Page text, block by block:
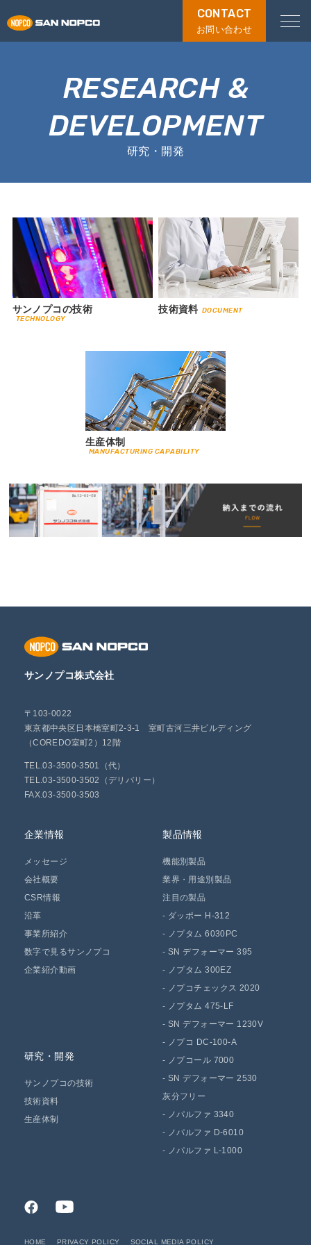
CONTACT
お問い合わせ
RESEARCH &
DEVELOPMENT
研究・開発
サンノプコの技術
TECHNOLOGY
技術資料 DOCUMENT
生産体制
MANUFACTURING CAPABILITY
サンノプコ株式会社
〒103-0022
東京都中央区日本橋室町2-3-1 室町古河三井ビルディング
（COREDO室町2）12階
TEL.03-3500-3501（代）
TEL.03-3500-3502（デリバリー）
FAX.03-3500-3503
企業情報
メッセージ
会社概要
CSR情報
沿革
事業所紹介
数字で見るサンノプコ
企業紹介動画
製品情報
機能別製品
業界・用途別製品
注目の製品
- ダッポー H-312
- ノプタム 6030PC
-SN デフォーマー 395
- ノプタム 300EZ
- ノプコチェックス 2020
- ノプタム 475-LF
-SN デフォーマー 1230V
- ノプコ DC-100-A
- ノプコール 7000
-SN デフォーマー 2530
灰分フリー
- ノパルファ 3340
- ノパルファ D-6010
- ノパルファ L-1000
研究・開発
サンノプコの技術
技術資料
生産体制
HOME PRIVACY POLICY SOCIAL MEDIA POLICY